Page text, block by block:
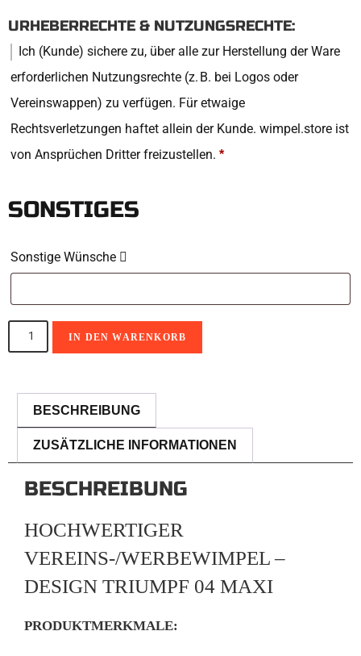
URHEBERRECHTE & NUTZUNGSRECHTE:
Ich (Kunde) sichere zu, über alle zur Herstellung der Ware
erforderlichen Nutzungsrechte (z. B. bei Logos oder
Vereinswappen) zu verfügen. Für etwaige
Rechtsverletzungen haftet allein der Kunde. wimpel.store ist
von Ansprüchen Dritter freizustellen. *
SONSTIGES
Sonstige Wünsche
IN DEN WARENKORB
BESCHREIBUNG
ZUSÄTZLICHE INFORMATIONEN
BESCHREIBUNG
HOCHWERTIGER
VEREINS-/WERBEWIMPEL –
DESIGN TRIUMPF 04 MAXI
PRODUKTMERKMALE: